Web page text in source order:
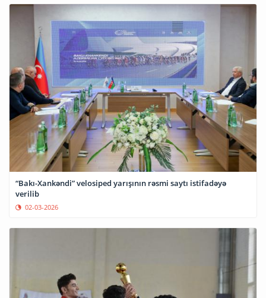
“Bakı-Xankəndi” velosiped yarışının rəsmi saytı istifadəyə
verilib
02-03-2026